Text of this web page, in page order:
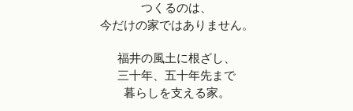
つくるのは、
今だけの家ではありません。
福井の風土に根ざし、
三十年、五十年先まで
暮らしを支える家。